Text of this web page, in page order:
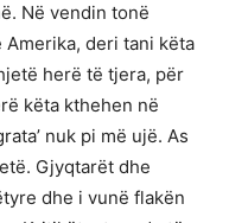
Në vendin tonë
deri tani këta
herë të tjera, për
këta kthehen në
nuk pi më ujë. As
Gjyqtarët dhe
dhe i vunë flakën